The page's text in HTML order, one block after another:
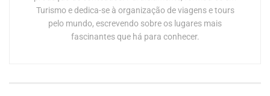
Turismo e dedica-se à organização de viagens e tours
pelo mundo, escrevendo sobre os lugares mais
fascinantes que há para conhecer.